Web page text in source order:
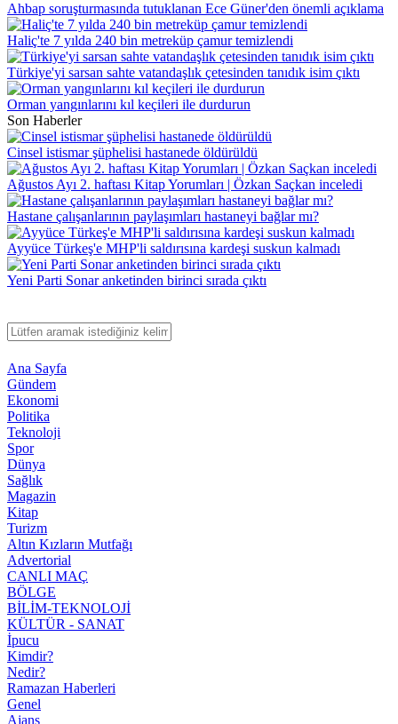
Ahbap soruşturmasında tutuklanan Ece Güner'den önemli açıklama
Haliç'te 7 yılda 240 bin metreküp çamur temizlendi
Türkiye'yi sarsan sahte vatandaşlık çetesinden tanıdık isim çıktı
Orman yangınlarını kıl keçileri ile durdurun
Son Haberler
Cinsel istismar şüphelisi hastanede öldürüldü
Ağustos Ayı 2. haftası Kitap Yorumları | Özkan Saçkan inceledi
Hastane çalışanlarının paylaşımları hastaneyi bağlar mı?
Ayyüce Türkeş'e MHP'li saldırısına kardeşi suskun kalmadı
Yeni Parti Sonar anketinden birinci sırada çıktı
Ana Sayfa
Gündem
Ekonomi
Politika
Teknoloji
Spor
Dünya
Sağlık
Magazin
Kitap
Turizm
Altın Kızların Mutfağı
Advertorial
CANLI MAÇ
BÖLGE
BİLİM-TEKNOLOJİ
KÜLTÜR - SANAT
İpucu
Kimdir?
Nedir?
Ramazan Haberleri
Genel
Ajans